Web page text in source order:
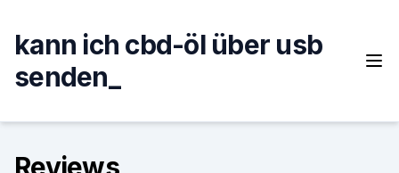
content
kann ich cbd-öl über usb
senden_